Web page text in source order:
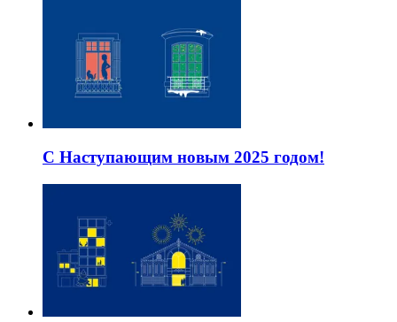
С Наступающим новым 2025 годом!